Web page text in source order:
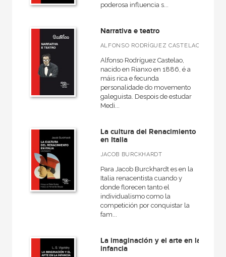
Ocio
Texto escolar
NUESTROS FORMATOS
Papel
Rústica
Catálogos PDF
poderosa influencia s...
Narrativa e teatro
ALFONSO RODRÍGUEZ CASTELAO
Alfonso Rodríguez Castelao,
nacido en Rianxo en 1886, é a
máis rica e fecunda
personalidade do movemento
galeguista. Despois de estudar
Medi...
La cultura del Renacimiento
en Italia
JACOB BURCKHARDT
Para Jacob Burckhardt es en la
Italia renacentista cuando y
donde florecen tanto el
individualismo como la
competición por conquistar la
fam...
La imaginación y el arte en la
infancia